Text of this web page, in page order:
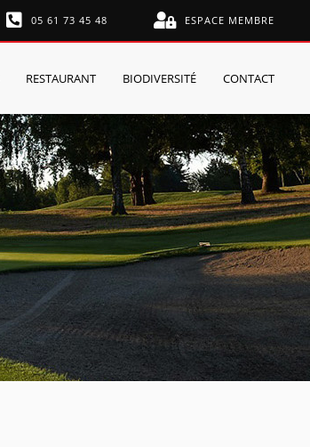
05 61 73 45 48 ESPACE MEMBRE
RESTAURANT BIODIVERSITÉ CONTACT